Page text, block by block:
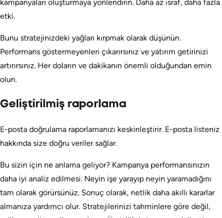
kampanyaları oluşturmaya yönlendirin. Daha az israf, daha fazla
etki.
Bunu stratejinizdeki yağları kırpmak olarak düşünün.
Performans göstermeyenleri çıkarırsınız ve yatırım getirinizi
artırırsınız. Her doların ve dakikanın önemli olduğundan emin
olun.
Geliştirilmiş raporlama
E-posta doğrulama raporlamanızı keskinleştirir. E-posta listeniz
hakkında size doğru veriler sağlar.
Bu sizin için ne anlama geliyor? Kampanya performansınızın
daha iyi analiz edilmesi. Neyin işe yarayıp neyin yaramadığını
tam olarak görürsünüz. Sonuç olarak, netlik daha akıllı kararlar
almanıza yardımcı olur. Stratejilerinizi tahminlere göre değil,